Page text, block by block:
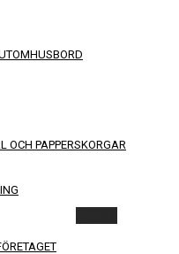
OCH PAPPERSKORGAR